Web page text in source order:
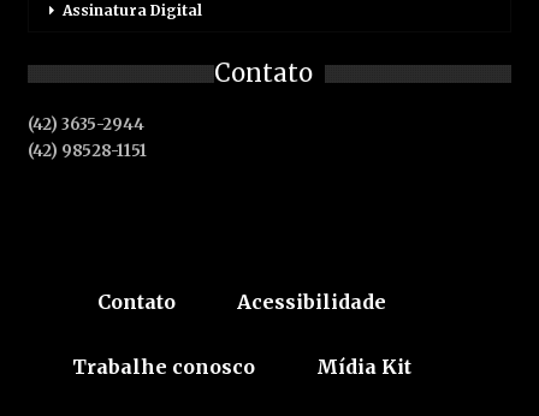
Assinatura Digital
Contato
(42) 3635-2944
(42) 98528-1151
Contato Acessibilidade
Trabalhe conosco Mídia Kit